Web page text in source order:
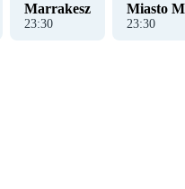
Marrakesz
23:31
Miasto
23:31